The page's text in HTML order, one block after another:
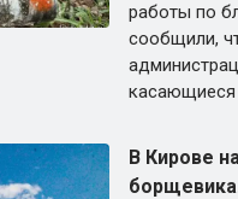
работы по
сообщили,
касающиеся
В Кирове